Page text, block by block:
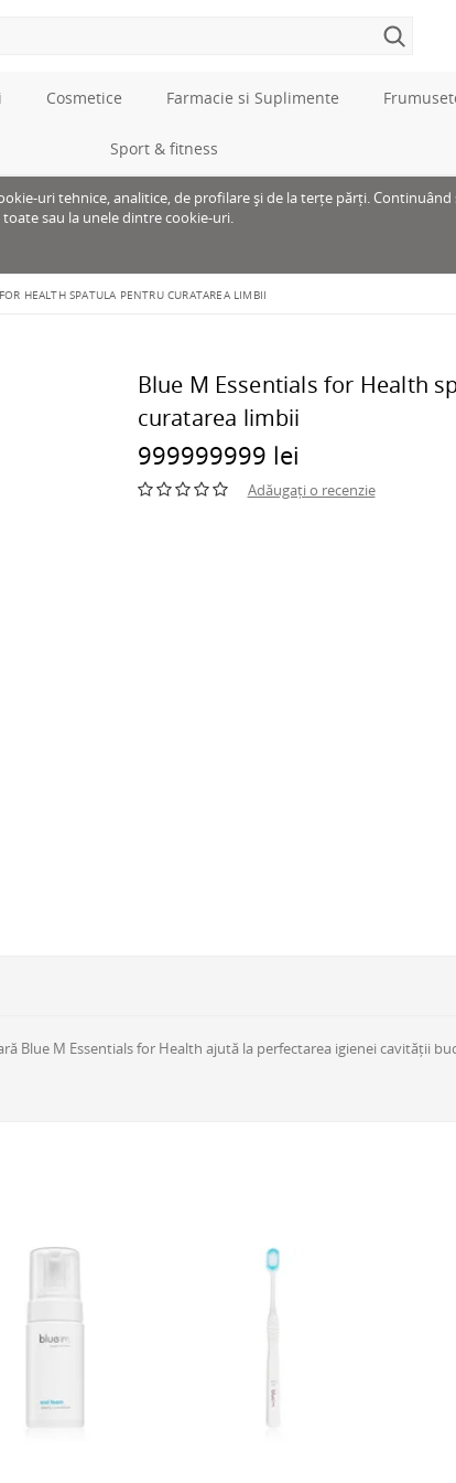
Cosmetice Farmacie si Suplimente
Sport & fitness
uri tehnice, analitice, de profilare și de la terțe părți.
sau la unele dintre cookie-uri.
HEALTH SPATULA PENTRU CURATAREA LIMBII
Blue M Essentials for Health
curatarea limbii
999999999 lei
Adăugați o recenzie
Blue M Essentials for Health ajută la perfectarea igienei cavității